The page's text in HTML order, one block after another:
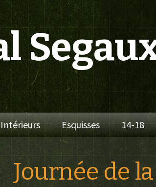
Intérieurs Esquisses 14-18
Journée de